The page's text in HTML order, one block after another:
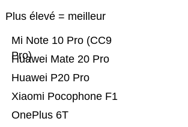
Plus élevé = meilleur
OnePlus 6T
Xiaomi Pocophone F1
Huawei P20 Pro
Huawei Mate 20 Pro
Mi Note 10 Pro (CC9
Pro)